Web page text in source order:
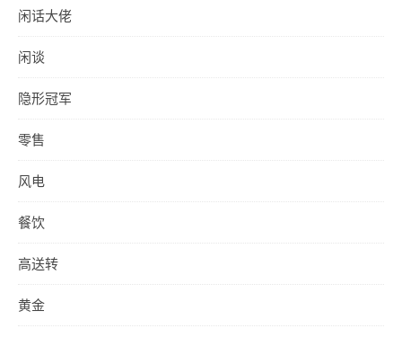
闲话大佬
闲谈
隐形冠军
零售
风电
餐饮
高送转
黄金